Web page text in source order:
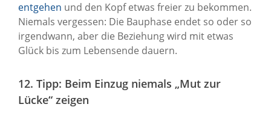
entgehen und den Kopf etwas freier zu bekommen.
Niemals vergessen: Die Bauphase endet so oder so
irgendwann, aber die Beziehung wird mit etwas
Glück bis zum Lebensende dauern.
12. Tipp: Beim Einzug niemals „Mut zur
Lücke“ zeigen